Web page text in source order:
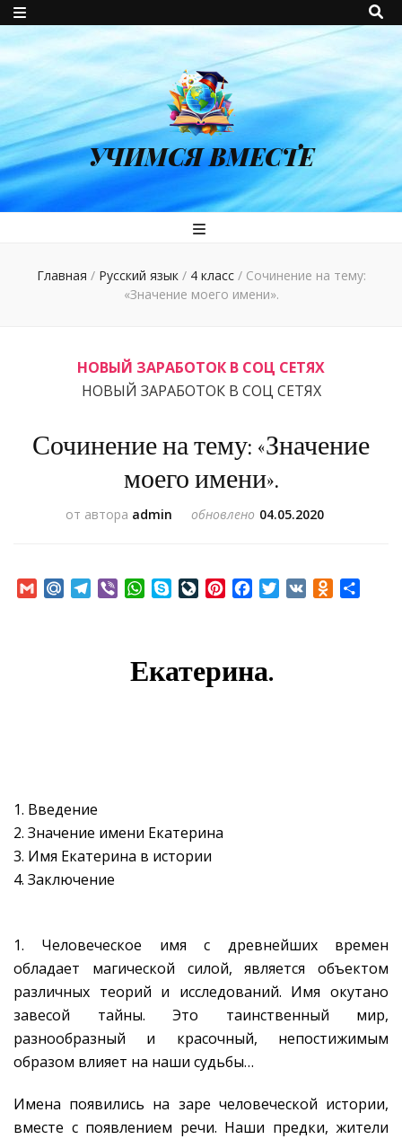
УЧИМСЯ ВМЕСТЕ
Главная / Русский язык / 4 класс / Сочинение на тему:
«Значение моего имени».
НОВЫЙ ЗАРАБОТОК В СОЦ СЕТЯХ
НОВЫЙ ЗАРАБОТОК В СОЦ СЕТЯХ
Сочинение на тему: «Значение
моего имени».
от автора admin обновлено 04.05.2020
GmailMail.RuTelegram
Viber WhatsApp
SkypeLiveJournal
PinterestFacebookTwitter
VK
Екатерина.
1. Введение
2. Значение имени Екатерина
3. Имя Екатерина в истории
4. Заключение
1. Человеческое имя с древнейших времен
обладает магической силой, является объектом
различных теорий и исследований. Имя окутано
завесой тайны. Это таинственный мир,
разнообразный и красочный, непостижимым
образом влияет на наши судьбы…
Имена появились на заре человеческой истории,
вместе с появлением речи. Наши предки, жители